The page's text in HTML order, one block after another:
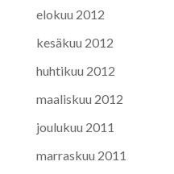
elokuu 2012
kesäkuu 2012
huhtikuu 2012
maaliskuu 2012
joulukuu 2011
marraskuu 2011